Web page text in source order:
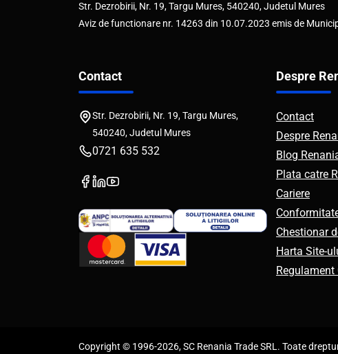
Str. Dezrobirii, Nr. 19, Targu Mures, 540240, Judetul Mures
Aviz de functionare nr. 14263 din 10.07.2023 emis de
Contact
Str. Dezrobirii, Nr. 19, Targu Mures,
540240, Judetul Mures
0721 635 532
Despre
Contact
Despre
Blog
Plata catre
Cariere
Chestionar
Harta Site-
Copyright © 1996-2026, SC Renania Trade SRL. Toate